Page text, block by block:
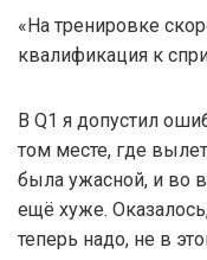
«На тренировке
квалификация к
В Q1 я допустил
том месте, где
была ужасной, и во
ещё хуже.
теперь надо, не в